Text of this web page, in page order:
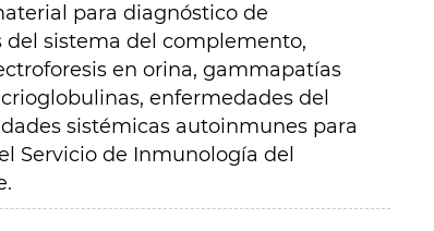
para diagnóstico de
sistema del complemento,
en orina, gammapatías
enfermedades del
sistémicas autoinmunes para
Servicio de Inmunología del